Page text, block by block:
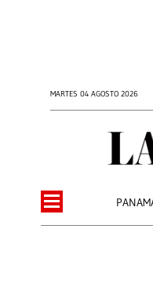
MARTES 04 AGOSTO 2026